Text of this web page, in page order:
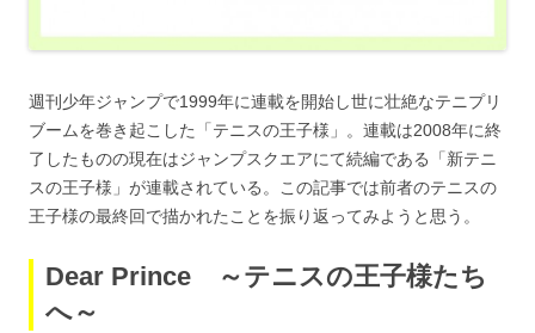
週刊少年ジャンプで1999年に連載を開始し世に壮絶なテニプリ
ブームを巻き起こした「テニスの王子様」。連載は2008年に終
了したものの現在はジャンプスクエアにて続編である「新テニ
スの王子様」が連載されている。この記事では前者のテニスの
王子様の最終回で描かれたことを振り返ってみようと思う。
Dear Prince ～テニスの王子様たち
へ～